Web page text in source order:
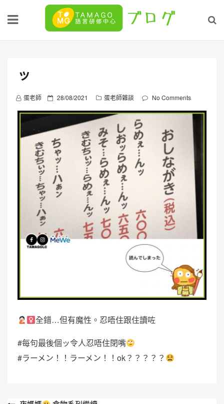
ッ
蛋老師
P
o
t
e
d
n
28/08/2021 蛋老師雜談 No Comments
全錯…但有魔性。忍唔住跟住讀咗
#每句最後個ッ令人忍唔住閉嘴
#ラーメン！！ラーメン！！ok？？？？？